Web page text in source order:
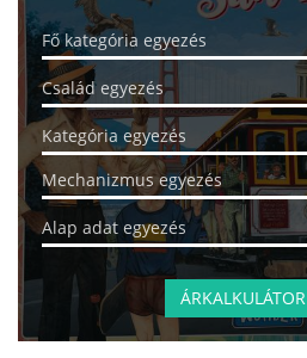
Fő kategória egyezés
Család egyezés
Kategória egyezés
Mechanizmus egyezés
Alap adat egyezés
ÁRKALKULÁTOR